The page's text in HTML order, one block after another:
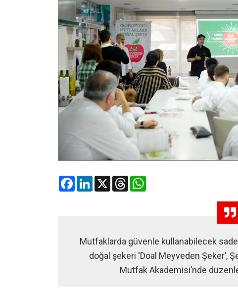
FacebookLinkedIn
X Threads
Mutfaklarda güvenle kullanabilecek
doğal şekeri ‘Doal Meyveden Şeker’,
Mutfak Akademisi’nde